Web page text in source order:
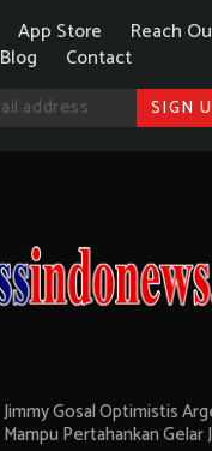
App Store Reach
Blog
Contact
Jimmy Gosal Optimistis
Mampu Pertahankan Gelar